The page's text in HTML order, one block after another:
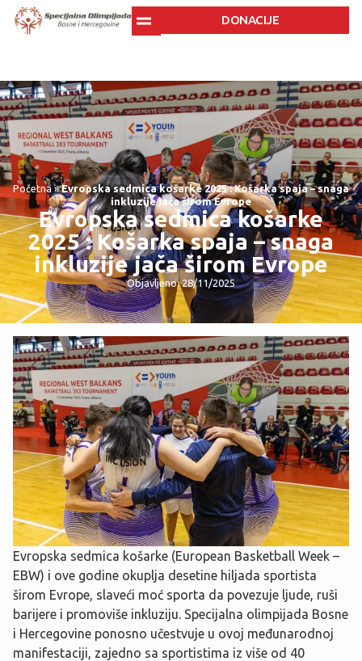
DONACIJE
Početna»Evropska sedmica košarke 2025 : Košarka spaja – snaga
inkluzije jača širom Evrope
Evropska sedmica košarke
2025 : Košarka spaja – snaga
inkluzije jača širom Evrope
Objavljeno: 28/11/2025
Evropska sedmica košarke (European Basketball Week –
EBW) i ove godine okuplja desetine hiljada sportista
širom Evrope, slaveći moć sporta da povezuje ljude, ruši
barijere i promoviše inkluziju. Specijalna olimpijada Bosne
i Hercegovine ponosno učestvuje u ovoj međunarodnoj
manifestaciji, zajedno sa sportistima iz više od 40